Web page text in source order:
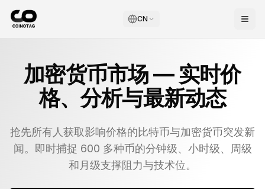
CN
加密货币市场 — 实时价
格、分析与最新动态
抢先所有人获取影响价格的比特币与加密货币突发新
闻。即时捕捉 600 多种币的分钟级、小时级、周级
和月级支撑阻力与技术位。